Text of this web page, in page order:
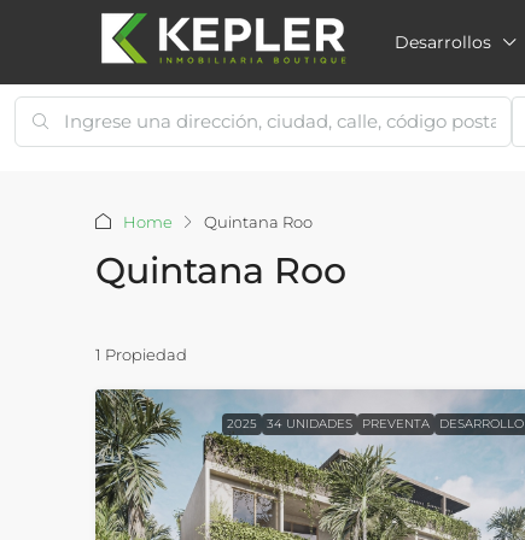
Desarrollos
Home Quintana Roo
Quintana Roo
1 Propiedad
2025 34 UNIDADES PREVENTA DESARROLLO